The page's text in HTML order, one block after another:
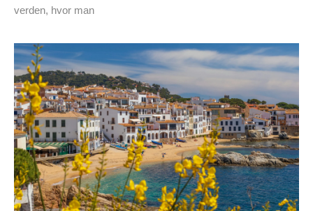
verden, hvor man